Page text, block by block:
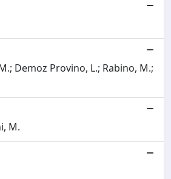
Demoz Provino, L.; Rabino, M.;
M.